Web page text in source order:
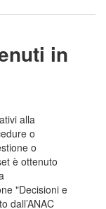
in
alla
o
o
è ottenuto
"Decisioni e
dall’ANAC